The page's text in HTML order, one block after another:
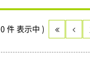
件 表示中 )